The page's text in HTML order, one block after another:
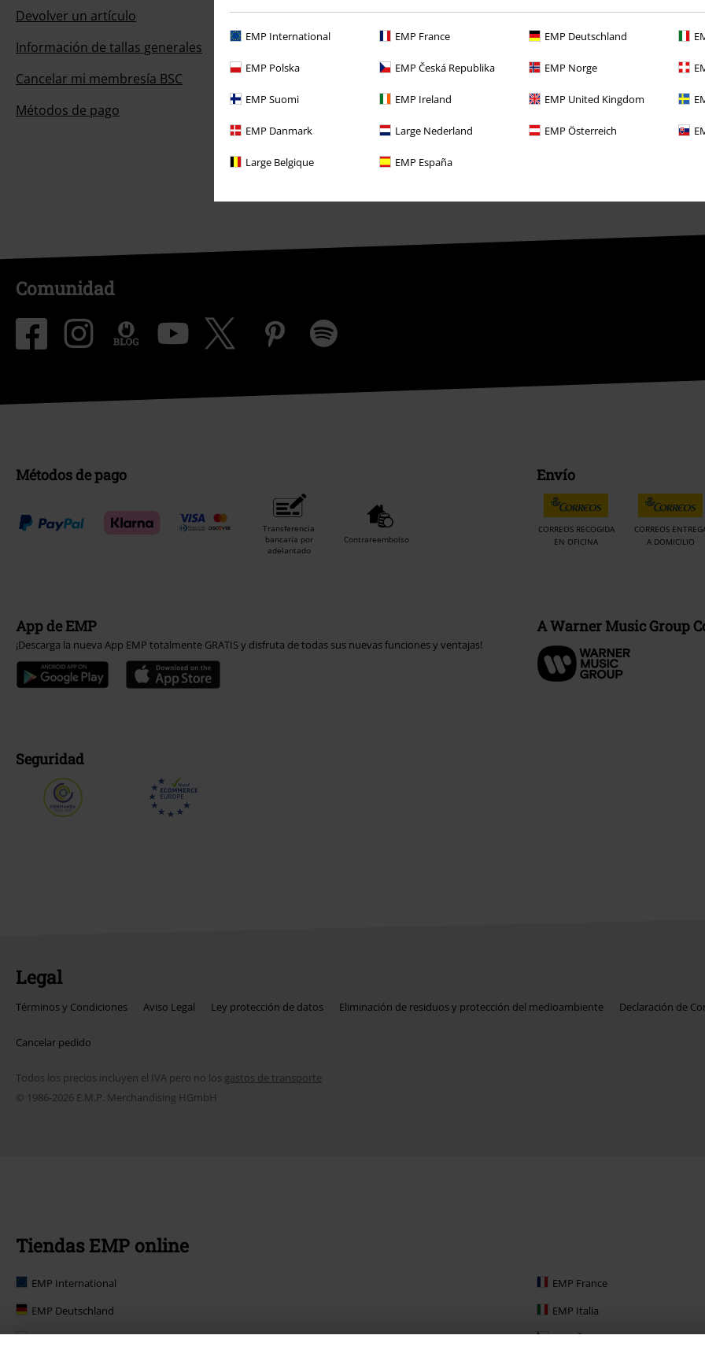
EMP International EMP France EMP Deutschland
EMP Polska EMP Česká Republika EMP Norge
EMP Suomi EMP Ireland EMP United Kingdom
EMP Danmark Large Nederland EMP Österreich
Large Belgique EMP España
Devolver un artículo
Información de tallas generales
Cancelar mi membresía BSC
Métodos de pago
Descuento para estudiantes
EMP Backstage Club
Comunidad
Métodos de pago
Transferencia
bancaria por
adelantado
Contrareembolso
Envío
CORREOS RECOGIDA
EN OFICINA
CORREOS
A DOMICILIO
App de EMP
¡Descarga la nueva App EMP totalmente GRATIS y disfruta de todas sus nuevas funciones y ventajas!
A Warner Music Group
Seguridad
Legal
Términos y Condiciones Aviso Legal Ley protección de datos Eliminación de residuos y protección del medioambiente Declaración de
Cancelar pedido
Todos los precios incluyen el IVA pero no los gastos de transporte
© 1986-2026 E.M.P. Merchandising HGmbH
Tiendas EMP online
EMP International
EMP France
EMP Deutschland
EMP Italia
EMP Polska
EMP Česká Republika